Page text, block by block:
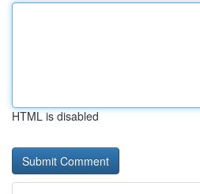
HTML is disabled